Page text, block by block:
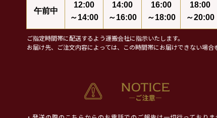
午前中
12:00
～14:00
14:00
～16:00
16:00
～18:00
18:00
～20:00
ご指定時間帯に配送するよう運搬会社に指示いたします。
お届け先、ご注文内容によっては、この時間帯にお届けできない場合